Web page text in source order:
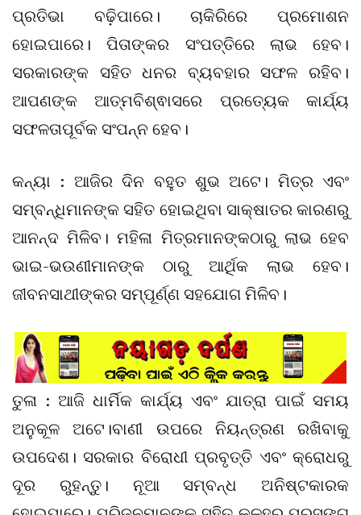
ପ୍ରତିଭା ବଢ଼ିପାରେ। ଚାକିରିରେ ପ୍ରମୋଶନ
ହୋଇପାରେ। ପିତାଙ୍କର ସଂପତ୍ତିରେ ଲାଭ ହେବ।
ସରକାରଙ୍କ ସହିତ ଧନର ବ୍ୟବହାର ସଫଳ ରହିବ।
ଆପଣଙ୍କ ଆତ୍ମବିଶ୍ଵାସରେ ପ୍ରତ୍ୟେକ କାର୍ଯ୍ୟ
ସଫଳତାପୂର୍ବକ ସଂପନ୍ନ ହେବ।
କନ୍ୟା : ଆଜିର ଦିନ ବହୁତ ଶୁଭ ଅଟେ। ମିତ୍ର ଏବଂ
ସମ୍ବନ୍ଧିମାନଙ୍କ ସହିତ ହୋଇଥିବା ସାକ୍ଷାତର କାରଣରୁ
ଆନନ୍ଦ ମିଳିବ। ମହିଳା ମିତ୍ରମାନଙ୍କଠାରୁ ଲାଭ ହେବ
ଭାଇ-ଭଉଣୀମାନଙ୍କ ଠାରୁ ଆର୍ଥିକ ଲାଭ ହେବ।
ଜୀବନସାଥୀଙ୍କର ସମ୍ପୂର୍ଣ୍ଣ ସହଯୋଗ ମିଳିବ।
ତୁଳା : ଆଜି ଧାର୍ମିକ କାର୍ଯ୍ୟ ଏବଂ ଯାତ୍ରା ପାଇଁ ସମୟ
ଅନୁକୂଳ ଅଟେ।ବାଣୀ ଉପରେ ନିୟନ୍ତ୍ରଣ ରଖିବାକୁ
ଉପଦେଶ। ସରକାର ବିରୋଧୀ ପ୍ରବୃତ୍ତି ଏବଂ କ୍ରୋଧରୁ
ଦୂର ରୁହନ୍ତୁ। ନୂଆ ସମ୍ବନ୍ଧ ଅନିଷ୍ଟକାରକ